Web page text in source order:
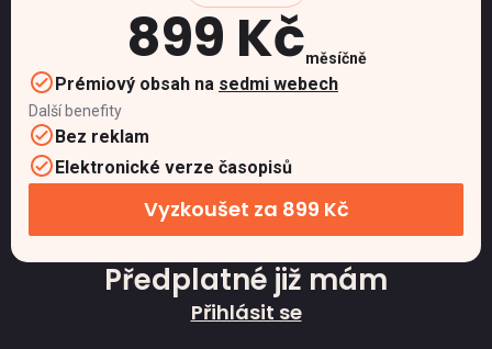
899 Kčměsíčně
Prémiový obsah na sedmi webech
Další benefity
Bez reklam
Elektronické verze časopisů
Vyzkoušet za 899 Kč
Předplatné již mám
Přihlásit se